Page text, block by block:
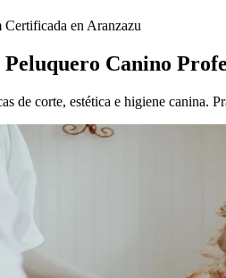
en Aranzazu
Peluquero Canino
de corte, estética e higiene canina.